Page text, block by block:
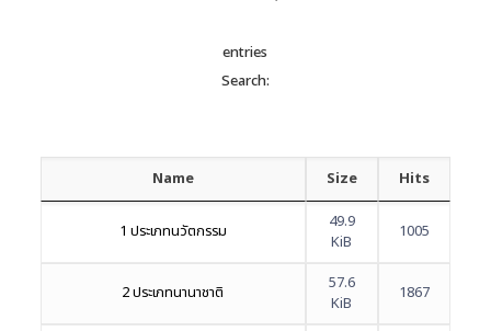
entries
Search:
Name Size Hits
1 ประเภทนวัตกรรม
49.9
KiB
1005
2 ประเภทนานาชาติ
57.6
KiB
1867